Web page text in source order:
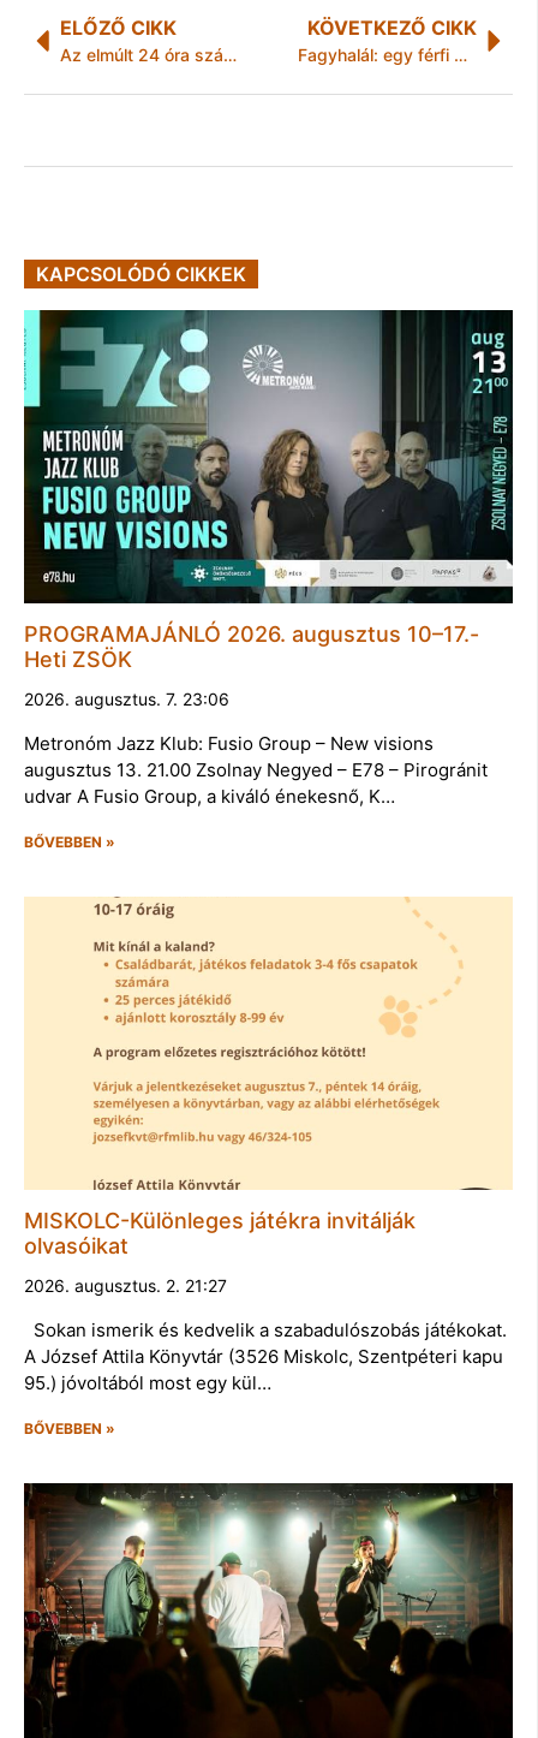
ELŐZŐ CIKK
Az elmúlt 24 óra számokban
KÖVETKEZŐ CIKK
Fagyhalál: egy férfi meg egy nő
KAPCSOLÓDÓ CIKKEK
PROGRAMAJÁNLÓ 2026. augusztus 10–17.-
Heti ZSÖK
2026. augusztus. 7. 23:06
Metronóm Jazz Klub: Fusio Group – New visions
augusztus 13. 21.00 Zsolnay Negyed – E78 – Pirogránit
udvar A Fusio Group, a kiváló énekesnő, K…
BŐVEBBEN »
MISKOLC-Különleges játékra invitálják
olvasóikat
2026. augusztus. 2. 21:27
Sokan ismerik és kedvelik a szabadulószobás játékokat.
A József Attila Könyvtár (3526 Miskolc, Szentpéteri kapu
95.) jóvoltából most egy kül…
BŐVEBBEN »